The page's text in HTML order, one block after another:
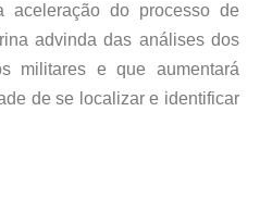
aceleração do processo de
advinda das análises dos
militares e que aumentará
de se localizar e identificar